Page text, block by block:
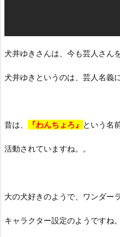
犬井ゆきさんは、今も芸人さん
犬井ゆきというのは、芸人名義
昔は、 『わんちょろ』 という名
活動されていますね。。
大の犬好きのようで、ワンダー
キャラクター設定のようですね。